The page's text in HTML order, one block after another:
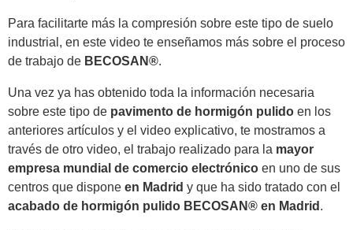
Para facilitarte más la compresión sobre este tipo de suelo
industrial, en este video te enseñamos más sobre el proceso
de trabajo de BECOSAN®.
Una vez ya has obtenido toda la información necesaria
sobre este tipo de pavimento de hormigón pulido en los
anteriores artículos y el video explicativo, te mostramos a
través de otro video, el trabajo realizado para la mayor
empresa mundial de comercio electrónico en uno de sus
centros que dispone en Madrid y que ha sido tratado con el
acabado de hormigón pulido BECOSAN® en Madrid .